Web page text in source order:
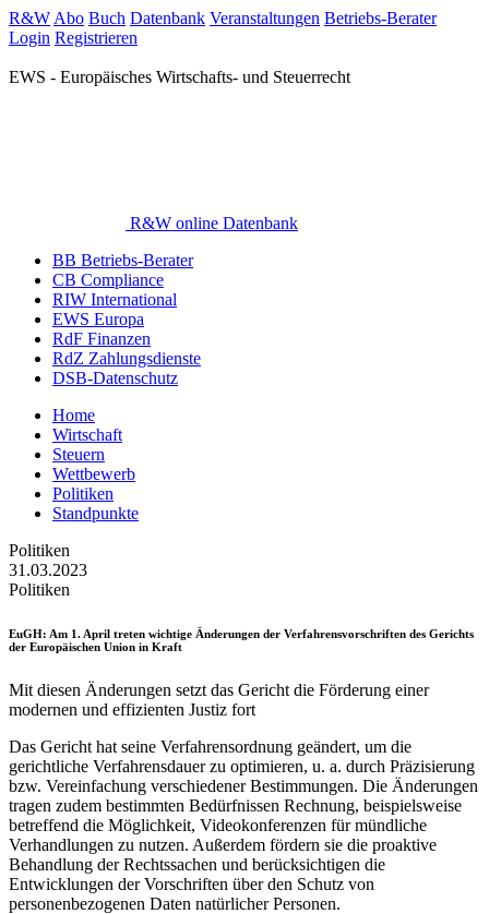
R&W Abo Buch Datenbank Veranstaltungen Betriebs-Berater
Login Registrieren
EWS - Europäisches Wirtschafts- und Steuerrecht
R&W online Datenbank
BB Betriebs-Berater
CB Compliance
RIW International
EWS Europa
RdF Finanzen
RdZ Zahlungsdienste
DSB-Datenschutz
Home
Wirtschaft
Steuern
Wettbewerb
Politiken
Standpunkte
Politiken
31.03.2023
Politiken
EuGH: Am 1. April treten wichtige Änderungen der Verfahrensvorschriften des Gerichts
der Europäischen Union in Kraft
Mit diesen Änderungen setzt das Gericht die Förderung einer
modernen und effizienten Justiz fort
Das Gericht hat seine Verfahrensordnung geändert, um die
gerichtliche Verfahrensdauer zu optimieren, u. a. durch Präzisierung
bzw. Vereinfachung verschiedener Bestimmungen. Die Änderungen
tragen zudem bestimmten Bedürfnissen Rechnung, beispielsweise
betreffend die Möglichkeit, Videokonferenzen für mündliche
Verhandlungen zu nutzen. Außerdem fördern sie die proaktive
Behandlung der Rechtssachen und berücksichtigen die
Entwicklungen der Vorschriften über den Schutz von
personenbezogenen Daten natürlicher Personen.